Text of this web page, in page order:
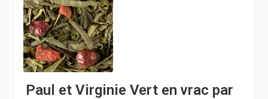
Paul et Virginie Vert en vrac par